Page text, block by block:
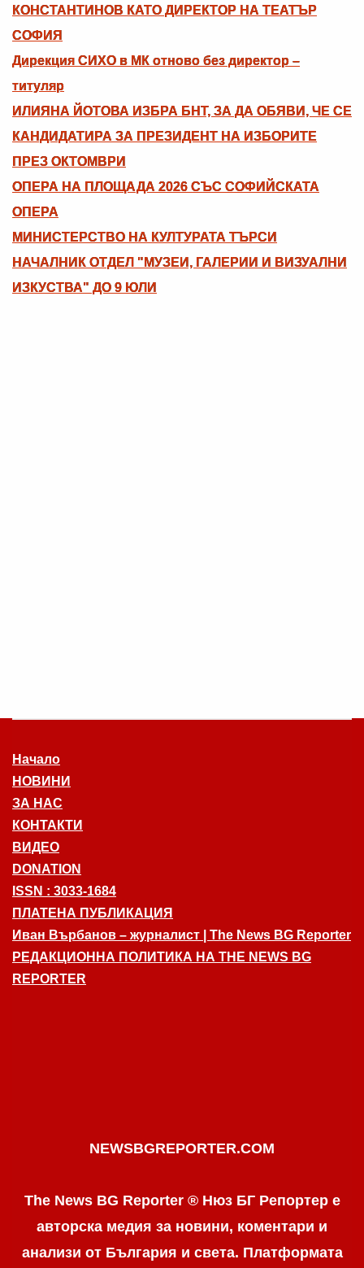
КОНСТАНТИНОВ КАТО ДИРЕКТОР НА ТЕАТЪР
СОФИЯ
Дирекция СИХО в МК отново без директор –
титуляр
ИЛИЯНА ЙОТОВА ИЗБРА БНТ, ЗА ДА ОБЯВИ, ЧЕ СЕ
КАНДИДАТИРА ЗА ПРЕЗИДЕНТ НА ИЗБОРИТЕ
ПРЕЗ ОКТОМВРИ
ОПЕРА НА ПЛОЩАДА 2026 СЪС СОФИЙСКАТА
ОПЕРА
МИНИСТЕРСТВО НА КУЛТУРАТА ТЪРСИ
НАЧАЛНИК ОТДЕЛ "МУЗЕИ, ГАЛЕРИИ И ВИЗУАЛНИ
ИЗКУСТВА" ДО 9 ЮЛИ
Начало
НОВИНИ
ЗА НАС
КОНТАКТИ
ВИДЕО
DONATION
ISSN : 3033-1684
ПЛАТЕНА ПУБЛИКАЦИЯ
Иван Върбанов – журналист | The News BG Reporter
РЕДАКЦИОННА ПОЛИТИКА НА THE NEWS BG
REPORTER
NEWSBGREPORTER.COM
The News BG Reporter ® Нюз БГ Репортер е
авторска медия за новини, коментари и
анализи от България и света. Платформата